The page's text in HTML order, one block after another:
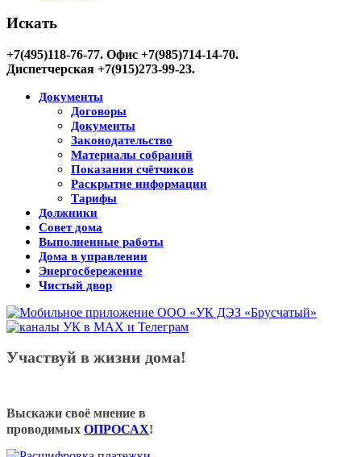
Искать
+7(495)118-76-77. Офис +7(985)714-14-70.
Диспетчерская +7(915)273-99-23.
Документы
Договоры
Документы
Законодательство
Материалы собраний
Показания счётчиков
Раскрытие информации
Тарифы
Должники
Совет дома
Выполненные работы
Дома в управлении
Энергосбережение
Чистый двор
Участвуй в жизни дома!
Выскажи своё мнение в
проводимых ОПРОСАХ!